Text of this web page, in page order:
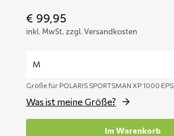
€ 99,95
inkl. MwSt, zzgl. Versandkosten
Größe für POLARIS SPORTSMAN XP 1000 EPS
Was ist meine Größe?
Im Warenkorb